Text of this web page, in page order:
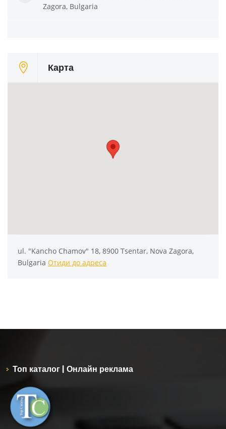
Zagora, Bulgaria
Карта
ul. "Kancho Chamov" 18, 8900 Tsentar, Nova Zagora,
Bulgaria Отиди до адреса
Топ каталог | Онлайн реклама